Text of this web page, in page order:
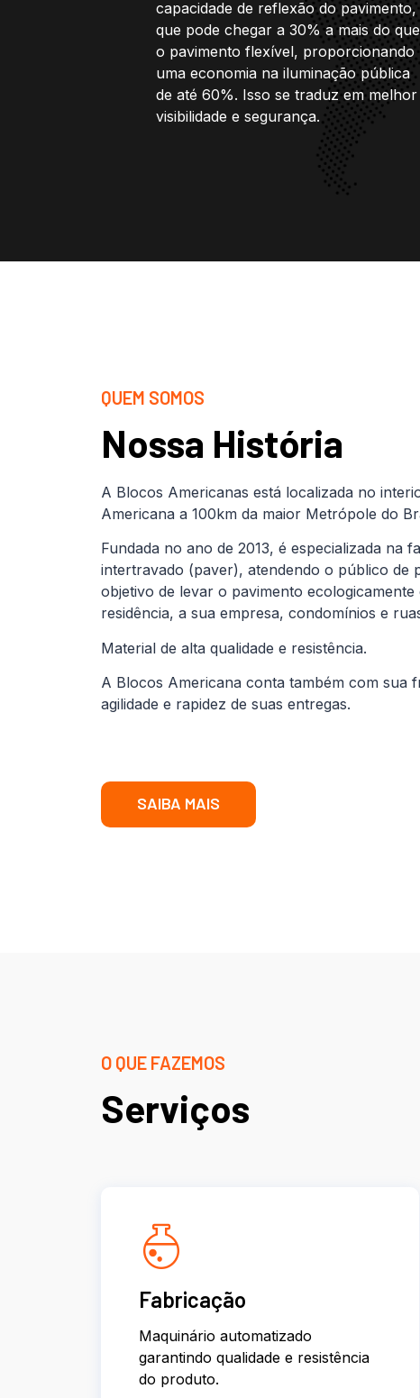
capacidade de reflexão do pavimento,
que pode chegar a 30% a mais do que
o pavimento flexível, proporcionando
uma economia na iluminação pública
de até 60%. Isso se traduz em melhor
visibilidade e segurança.
QUEM SOMOS
Nossa História
A Blocos Americanas está localizada no
Americana a 100km da maior Metrópole do
Fundada no ano de 2013, é especializada na
intertravado (paver), atendendo o público de
objetivo de levar o pavimento
residência, a sua empresa, condomínios e
Material de alta qualidade e resistência.
A Blocos Americana conta também com sua
agilidade e rapidez de suas entregas.
SAIBA MAIS
O QUE FAZEMOS
Serviços
Fabricação
Maquinário automatizado
garantindo qualidade e resistência
do produto.